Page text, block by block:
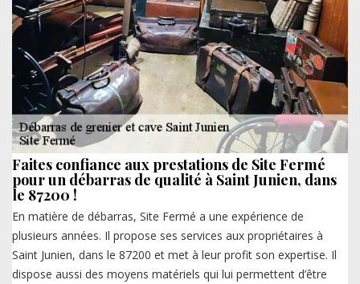
Faites confiance aux prestations de Site Fermé
pour un débarras de qualité à Saint Junien, dans
le 87200 !
En matière de débarras, Site Fermé a une expérience de
plusieurs années. Il propose ses services aux propriétaires à
Saint Junien, dans le 87200 et met à leur profit son expertise. Il
dispose aussi des moyens matériels qui lui permettent d’être